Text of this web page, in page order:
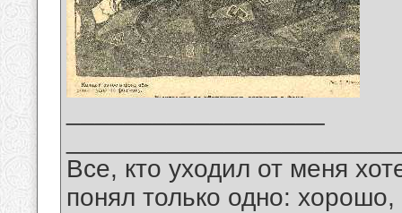
Все, кто уходил от меня
понял только одно: